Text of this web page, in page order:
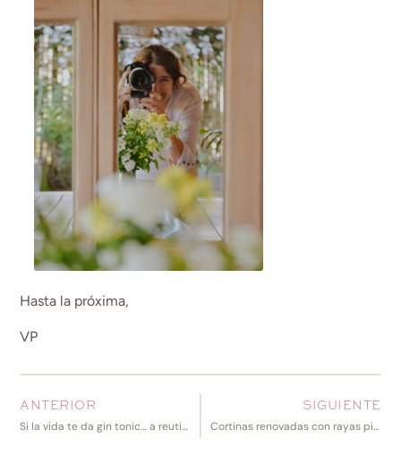
Hasta la próxima,
VP
ANTERIOR
Si la vida te da gin tonic… a reutilizar las botellas más lindas!
SIGUIENTE
Cortinas renovadas con rayas pintadas a mano